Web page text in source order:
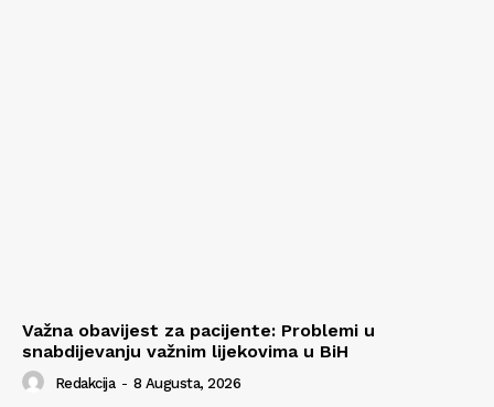
Važna obavijest za pacijente: Problemi u
snabdijevanju važnim lijekovima u BiH
Redakcija - 8 Augusta, 2026